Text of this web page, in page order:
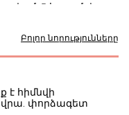
Բոլոր նորությունները
է հիմնվի
փորձագետ
5 հայ ըմբիշ